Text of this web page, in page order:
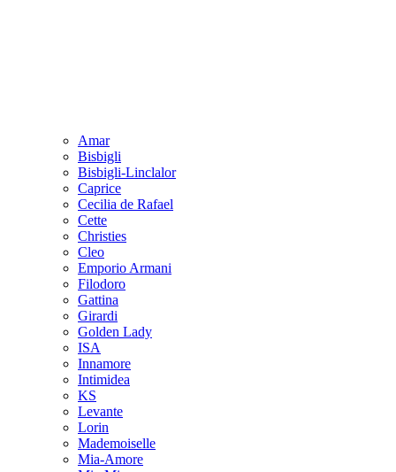
Amar
Bisbigli
Bisbigli-Linclalor
Caprice
Cecilia de Rafael
Cette
Christies
Cleo
Emporio Armani
Filodoro
Gattina
Girardi
Golden Lady
ISA
Innamore
Intimidea
KS
Levante
Lorin
Mademoiselle
Mia-Amore